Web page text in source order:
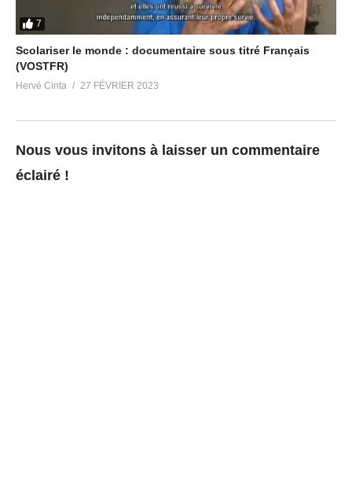
7
Scolariser le monde : documentaire sous titré Français
(VOSTFR)
Hervé Cinta 27 FÉVRIER 2023
Nous vous invitons à laisser un commentaire
éclairé !